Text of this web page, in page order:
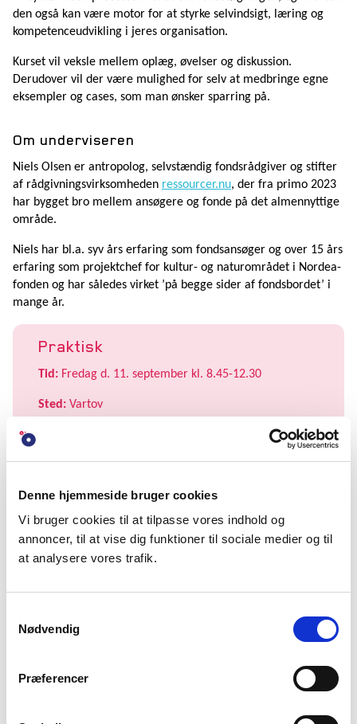
Denne hjemmeside bruger cookies
Vi bruger cookies til at tilpasse vores indhold og
annoncer, til at vise dig funktioner til sociale medier og til
at analysere vores trafik.
Nødvendig
Præferencer
den også kan være motor for at styrke selvindsigt, læring og
kompetenceudvikling i jeres organisation.
Kurset vil veksle mellem oplæg, øvelser og diskussion.
Derudover vil der være mulighed for selv at medbringe egne
eksempler og cases, som man ønsker sparring på.
Om underviseren
Niels Olsen er antropolog, selvstændig fondsrådgiver og stifter
af rådgivningsvirksomheden ressourcer.nu, der fra primo 2023
har bygget bro mellem ansøgere og fonde på det almennyttige
område.
Niels har bl.a. syv års erfaring som fondsansøger og over 15 års
erfaring som projektchef for kultur- og naturområdet i Nordea-
fonden og har således virket ’på begge sider af fondsbordet’ i
mange år.
Praktisk
Tid: Fredag d. 11. september kl. 8.45-12.30
Sted: Vartov
Målgruppe:Kurset er kun for medlemmer af DFS.
fondskurser eller for dig, der allerede har erfaring
med fondssøgning.
Arrangør:
laj@dfs.dk.Ved tilmelding oplyses navn, organisation,
Der er begrænsede pladser på kurset og pladserne